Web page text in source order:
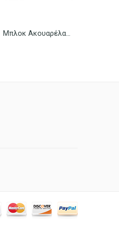
Μπλοκ Ακουαρέλας Νο 4